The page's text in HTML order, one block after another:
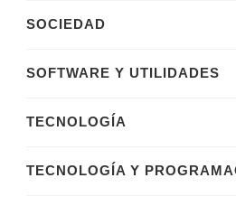
SOCIEDAD
SOFTWARE Y UTILIDADES
TECNOLOGÍA
TECNOLOGÍA Y